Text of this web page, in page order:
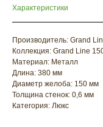
Характеристики
Производитель: Grand
Коллекция: Grand Line
Материал: Металл
Длина: 380 мм
Диаметр желоба: 150 мм
Толщина стенок: 0,6 мм
Категория: Люкс
прямо сейчас